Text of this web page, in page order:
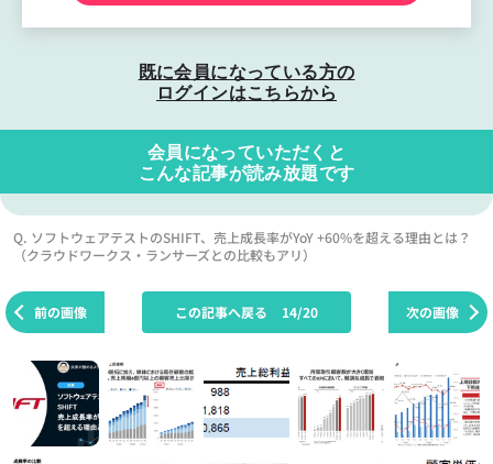
既に会員になっている方の
ログインはこちらから
会員になっていただくと
こんな記事が読み放題です
Q. ソフトウェアテストのSHIFT、売上成長率がYoY +60%を超える理由とは？
（クラウドワークス・ランサーズとの比較もアリ）
前の画像 次の画像
この記事へ戻る 14/20